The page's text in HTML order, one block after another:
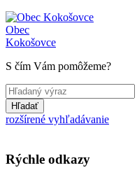
Obec
Kokošovce
S čím Vám pomôžeme?
Hľadať
rozšírené vyhľadávanie
Rýchle odkazy